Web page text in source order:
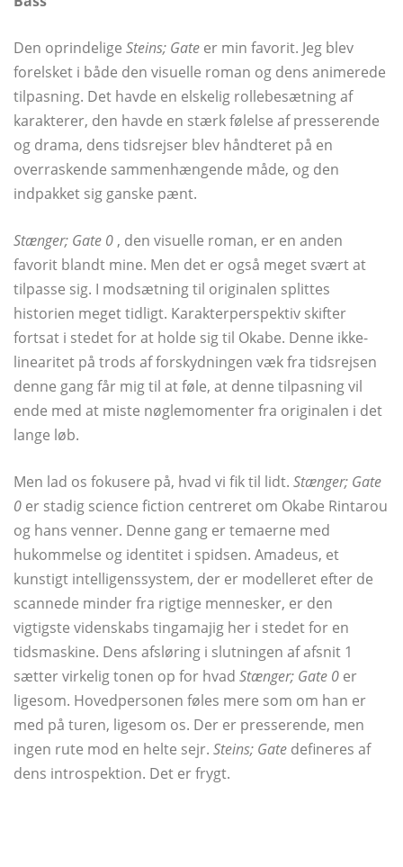
Den oprindelige Steins; Gate er min favorit. Jeg blev
forelsket i både den visuelle roman og dens animerede
tilpasning. Det havde en elskelig rollebesætning af
karakterer, den havde en stærk følelse af presserende
og drama, dens tidsrejser blev håndteret på en
overraskende sammenhængende måde, og den
indpakket sig ganske pænt.
Stænger; Gate 0 , den visuelle roman, er en anden
favorit blandt mine. Men det er også meget svært at
tilpasse sig. I modsætning til originalen splittes
historien meget tidligt. Karakterperspektiv skifter
fortsat i stedet for at holde sig til Okabe. Denne ikke-
linearitet på trods af forskydningen væk fra tidsrejsen
denne gang får mig til at føle, at denne tilpasning vil
ende med at miste nøglemomenter fra originalen i det
lange løb.
Men lad os fokusere på, hvad vi fik til lidt. Stænger; Gate
0 er stadig science fiction centreret om Okabe Rintarou
og hans venner. Denne gang er temaerne med
hukommelse og identitet i spidsen. Amadeus, et
kunstigt intelligenssystem, der er modelleret efter de
scannede minder fra rigtige mennesker, er den
vigtigste videnskabs tingamajig her i stedet for en
tidsmaskine. Dens afsløring i slutningen af ​​afsnit 1
sætter virkelig tonen op for hvad Stænger; Gate 0 er
ligesom. Hovedpersonen føles mere som om han er
med på turen, ligesom os. Der er presserende, men
ingen rute mod en helte sejr. Steins; Gate defineres af
dens introspektion. Det er frygt.